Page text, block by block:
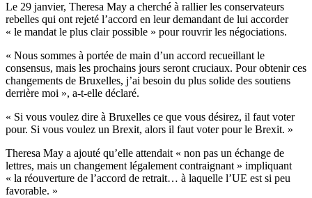
Le 29 janvier, Theresa May a cherché à rallier les conservateurs
rebelles qui ont rejeté l’accord en leur demandant de lui accorder
« le mandat le plus clair possible » pour rouvrir les négociations.
« Nous sommes à portée de main d’un accord recueillant le
consensus, mais les prochains jours seront cruciaux. Pour obtenir ces
changements de Bruxelles, j’ai besoin du plus solide des soutiens
derrière moi », a-t-elle déclaré.
« Si vous voulez dire à Bruxelles ce que vous désirez, il faut voter
pour. Si vous voulez un Brexit, alors il faut voter pour le Brexit. »
Theresa May a ajouté qu’elle attendait « non pas un échange de
lettres, mais un changement légalement contraignant » impliquant
« la réouverture de l’accord de retrait… à laquelle l’UE est si peu
favorable. »